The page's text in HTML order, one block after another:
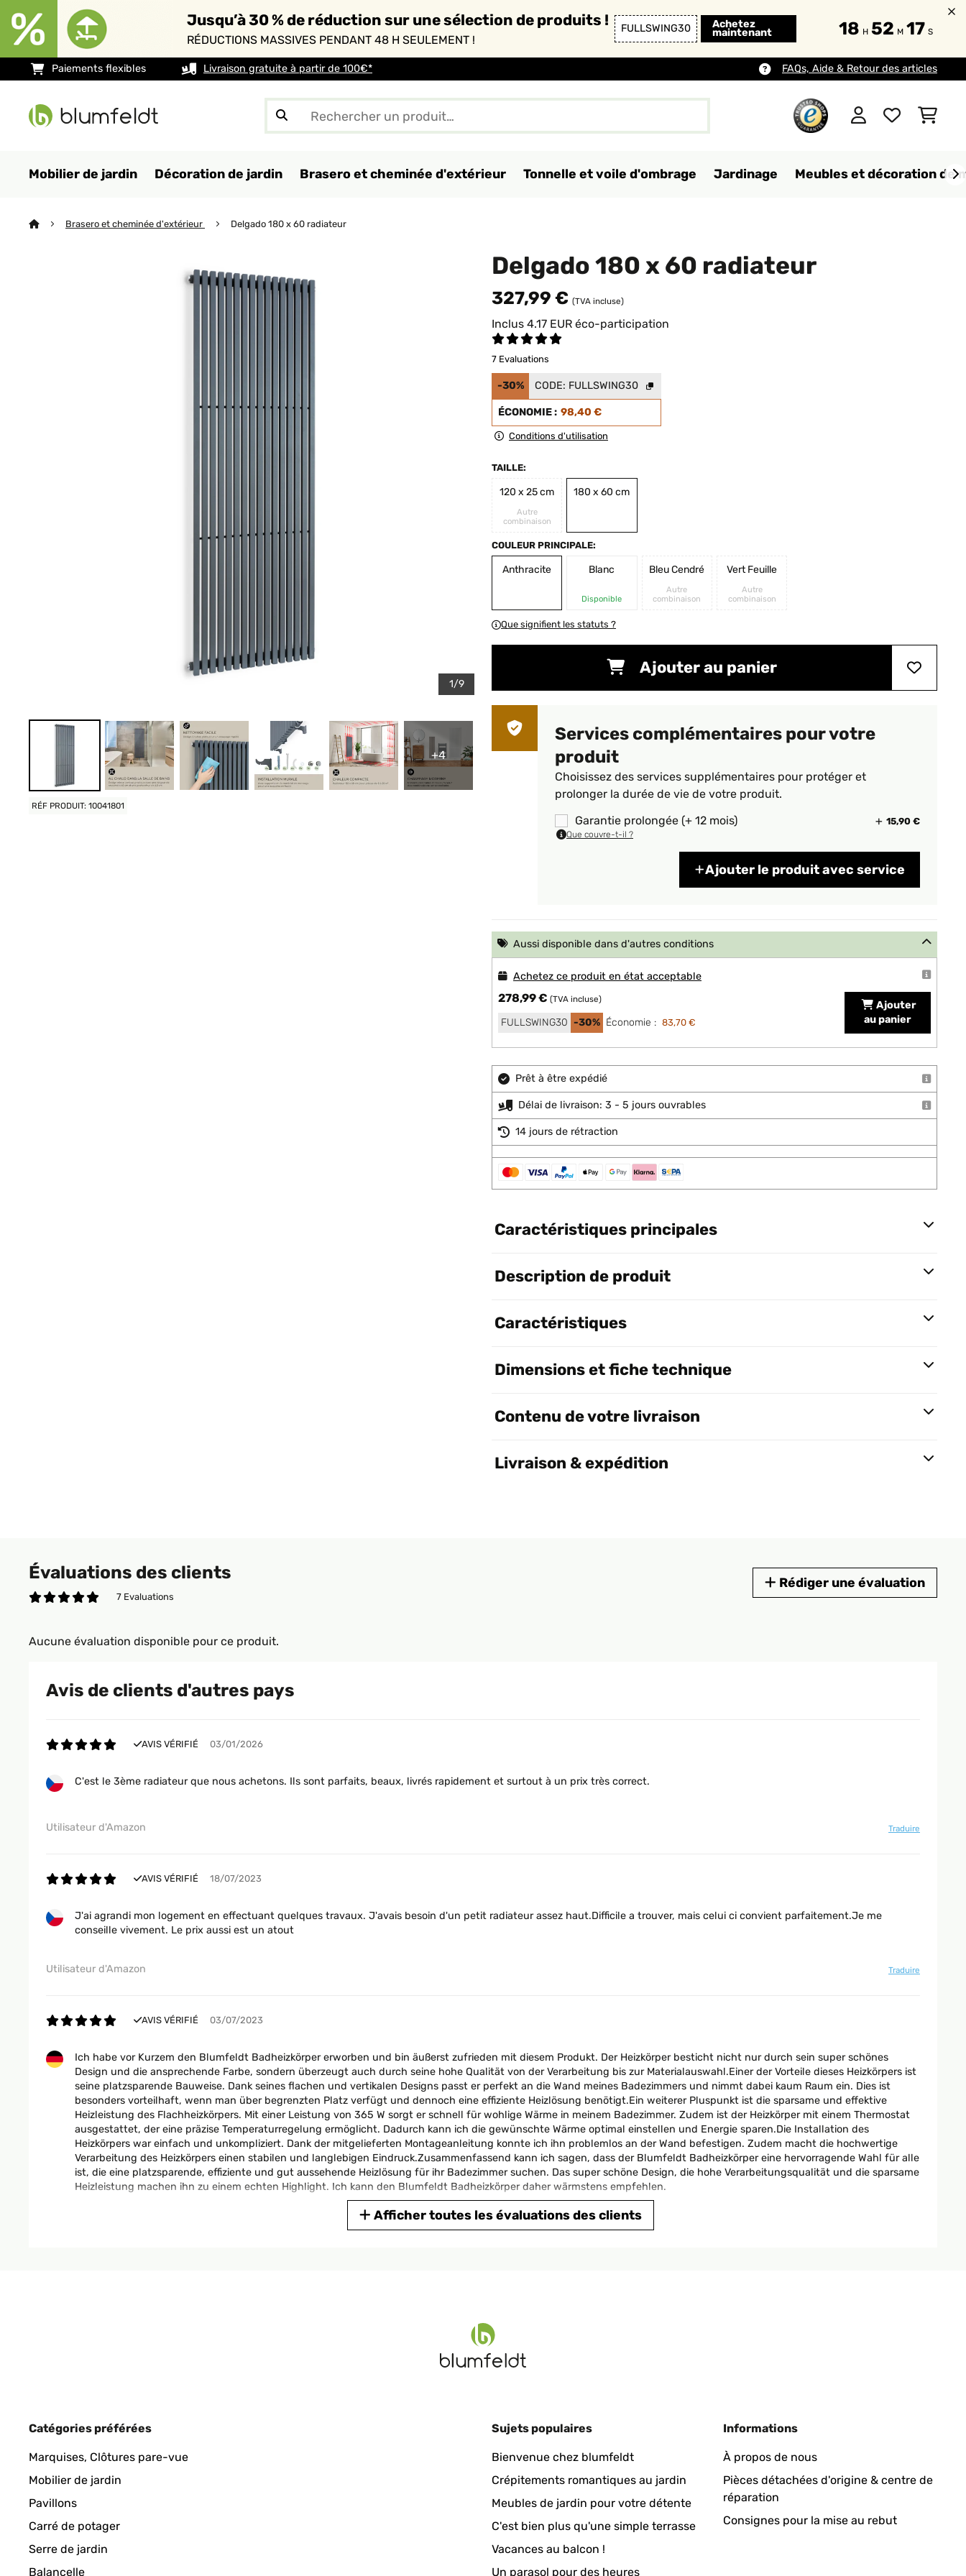
Jusqu’à 30 % de réduction sur une sélection de produits !
RÉDUCTIONS MASSIVES PENDANT 48 H SEULEMENT !
FULLSWING30 Achetez
maintenant 18 H 52 M 15 S
Paiements flexibles Livraison gratuite à partir de 100€* FAQs, Aide & Retour des articles
Mobilier de jardin Décoration de jardin Brasero et cheminée d'extérieur Tonnelle et voile d'ombrage Jardinage Meubles et décoration de
Brasero et cheminée d'extérieur Delgado 180 x 60 radiateur
1/9
+4
RÉF PRODUIT: 10041801
Delgado 180 x 60 radiateur
327,99 € (TVA incluse)
Inclus 4.17 EUR éco-participation
7 Evaluations
-30% CODE: FULLSWING30
ÉCONOMIE : 98,40 €
Conditions d'utilisation
TAILLE:
120 x 25 cm
Autre
combinaison
180 x 60 cm
COULEUR PRINCIPALE:
Anthracite Blanc
Disponible
Bleu Cendré
Autre
combinaison
Vert Feuille
Autre
combinaison
Que signifient les statuts ?
Ajouter au panier
Services complémentaires pour votre
produit
Choisissez des services supplémentaires pour protéger et
prolonger la durée de vie de votre produit.
Garantie prolongée (+ 12 mois)
15,90 €
Que couvre-t-il ?
Ajouter le produit avec service
Aussi disponible dans d'autres conditions
Achetez ce produit en état acceptable
278,99 € (TVA incluse)
FULLSWING30 -30% Économie : 83,70 €
Ajouter
au panier
Prêt à être expédié
Délai de livraison: 3 - 5 jours ouvrables
14 jours de rétraction
Caractéristiques principales
Description de produit
Caractéristiques
Dimensions et fiche technique
Contenu de votre livraison
Livraison & expédition
Évaluations des clients
7 Evaluations
Rédiger une évaluation
Aucune évaluation disponible pour ce produit.
Avis de clients d'autres pays
AVIS VÉRIFIÉ 03/01/2026
C'est le 3ème radiateur que nous achetons. Ils sont parfaits, beaux, livrés rapidement et surtout à un prix très correct.
Utilisateur d'Amazon Traduire
AVIS VÉRIFIÉ 18/07/2023
J'ai agrandi mon logement en effectuant quelques travaux. J'avais besoin d'un petit radiateur assez haut.Difficile a trouver, mais celui ci convient parfaitement.Je me
conseille vivement. Le prix aussi est un atout
Utilisateur d'Amazon Traduire
AVIS VÉRIFIÉ 03/07/2023
Ich habe vor Kurzem den Blumfeldt Badheizkörper erworben und bin äußerst zufrieden mit diesem Produkt. Der Heizkörper besticht nicht nur durch sein super schönes
Design und die ansprechende Farbe, sondern überzeugt auch durch seine hohe Qualität von der Verarbeitung bis zur Materialauswahl.Einer der Vorteile dieses Heizkörpers ist
seine platzsparende Bauweise. Dank seines flachen und vertikalen Designs passt er perfekt an die Wand meines Badezimmers und nimmt dabei kaum Raum ein. Dies ist
besonders vorteilhaft, wenn man über begrenzten Platz verfügt und dennoch eine effiziente Heizlösung benötigt.Ein weiterer Pluspunkt ist die sparsame und effektive
Heizleistung des Flachheizkörpers. Mit einer Leistung von 365 W sorgt er schnell für wohlige Wärme in meinem Badezimmer. Zudem ist der Heizkörper mit einem Thermostat
ausgestattet, der eine präzise Temperaturregelung ermöglicht. Dadurch kann ich die gewünschte Wärme optimal einstellen und Energie sparen.Die Installation des
Heizkörpers war einfach und unkompliziert. Dank der mitgelieferten Montageanleitung konnte ich ihn problemlos an der Wand befestigen. Zudem macht die hochwertige
Verarbeitung des Heizkörpers einen stabilen und langlebigen Eindruck.Zusammenfassend kann ich sagen, dass der Blumfeldt Badheizkörper eine hervorragende Wahl für alle
ist, die eine platzsparende, effiziente und gut aussehende Heizlösung für ihr Badezimmer suchen. Das super schöne Design, die hohe Verarbeitungsqualität und die sparsame
Heizleistung machen ihn zu einem echten Highlight. Ich kann den Blumfeldt Badheizkörper daher wärmstens empfehlen.
robust und stabil aus, sondern ist auch sehr funktional. Ich kann meine Handtücher jetzt bequem auf dem Heizkörper aufhängen und sie trocknen schnell und effektiv. Das
spart mir nicht nur Zeit, sondern auch Energiekosten, da ich die Handtücher nicht mehr im Trockner trocknen muss. Ein weiterer großer Vorteil des Handtuchheizkörpers ist,
dass er sehr einfach zu installieren war. Das mitgelieferte Installationskit und die Anleitung haben mir dabei geholfen, den Heizkörper in kürzester Zeit an der Wand zu
befestigen. Ich bin wirklich kein Experte in Sachen Heimwerken, aber ich habe es ohne Probleme geschafft. Was ich auch sehr schätze, ist, dass der Handtuchheizkörper sehr
dieser Handtuchheizkörper die perfekte Wahl!
Wir haben uns den Wandheizkörper für unser neues Bad gekauft, das wir im modernen Industrial Style gestaltet haben. Der Blumfeldt Heizkörper in anthrazit fügte sich dazu
perfekt in das Bad ein - das Design ist nicht nur modern sondern auch sehr edel und zweckmäßig.Schon beim Auspacken konnten wir uns von der guten Verarbeitung
Afficher toutes les évaluations des clients
Catégories préférées
Marquises, Clôtures pare-vue
Mobilier de jardin
Pavillons
Carré de potager
Serre de jardin
Balancelle
Sujets populaires
Bienvenue chez blumfeldt
Crépitements romantiques au jardin
Meubles de jardin pour votre détente
C'est bien plus qu'une simple terrasse
Vacances au balcon !
Un parasol pour des heures
Informations
À propos de nous
Pièces détachées d'origine & centre de
réparation
Consignes pour la mise au rebut